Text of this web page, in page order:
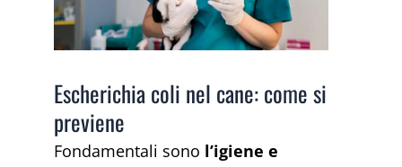
Escherichia coli nel cane: come si
previene
Fondamentali sono l’igiene e